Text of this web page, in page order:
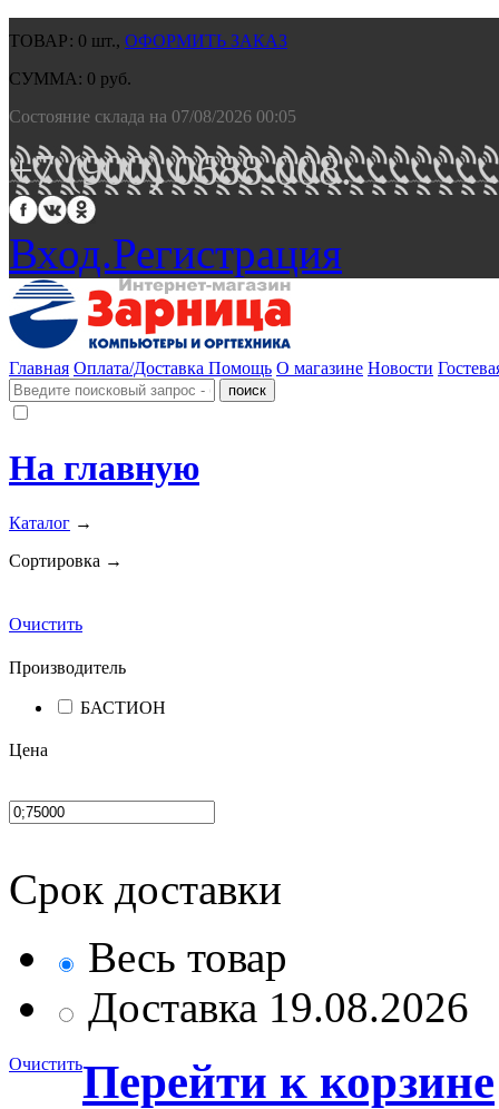
ТОВАР: 0 шт., ОФОРМИТЬ ЗАКАЗ
СУММА: 0 руб.
Состояние склада на 07/08/2026 00:05
+7 (900) 0688 008.
Вход.Регистрация
Главная Оплата/Доставка Помощь О магазине Новости
На главную
Каталог →
Сортировка →
Очистить
Производитель
БАСТИОН
Цена
Срок доставки
Весь товар
Доставка 19.08.2026
ОчиститьПерейти к корзине